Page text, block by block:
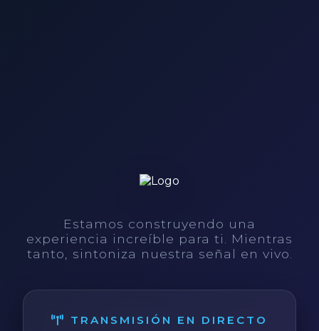
Estamos construyendo una
experiencia increíble para ti. Mientras
tanto, sintoniza nuestra señal en vivo.
TRANSMISIÓN EN DIRECTO